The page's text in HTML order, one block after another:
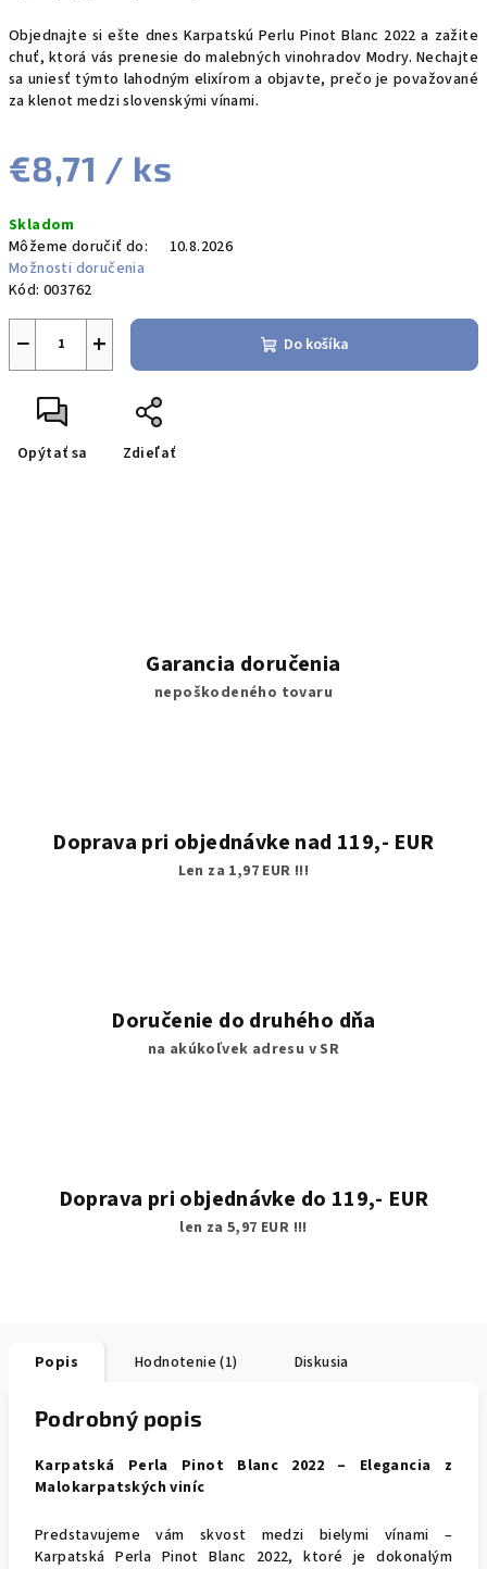
Objednajte si ešte dnes Karpatskú Perlu Pinot Blanc 2022 a zažite
chuť, ktorá vás prenesie do malebných vinohradov Modry. Nechajte
sa uniesť týmto lahodným elixírom a objavte, prečo je považované
za klenot medzi slovenskými vínami.
€8,71 / ks
cena:
Skladom
Môžeme doručiť do:
10.8.2026
Možnosti doručenia
Kód: 003762
+
− Do košíka
Opýtať sa Zdieľať
Garancia doručenia
nepoškodeného tovaru
Doprava pri objednávke nad 119,- EUR
Len za 1,97 EUR !!!
Doručenie do druhého dňa
na akúkoľvek adresu v SR
Doprava pri objednávke do 119,- EUR
len za 5,97 EUR !!!
Popis Hodnotenie (1) Diskusia
Podrobný popis
Karpatská Perla Pinot Blanc 2022 – Elegancia z
Malokarpatských viníc
Predstavujeme vám skvost medzi bielymi vínami –
Karpatská Perla Pinot Blanc 2022, ktoré je dokonalým